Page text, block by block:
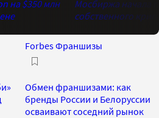
на $350 млн
Мосбиржа начала
собственного
Forbes Франшизы
Обмен франшизами: как
бренды России и Белоруссии
осваивают соседний рынок